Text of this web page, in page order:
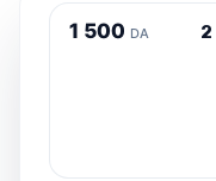
1 500 DA